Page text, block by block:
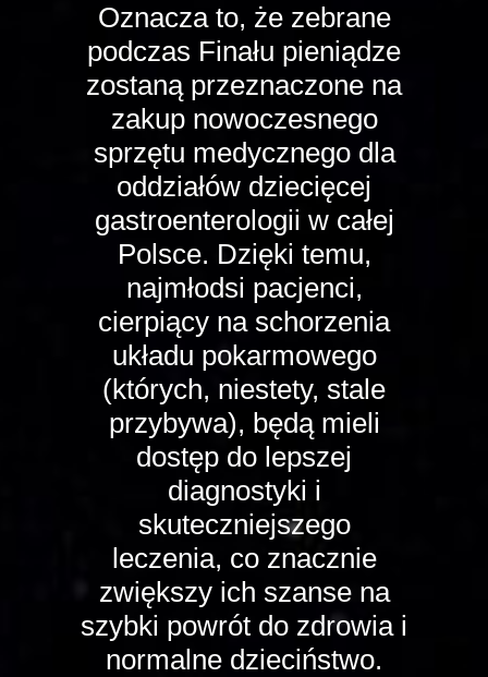
Oznacza to, że zebrane
podczas Finału pieniądze
zostaną przeznaczone na
zakup nowoczesnego
sprzętu medycznego dla
oddziałów dziecięcej
gastroenterologii w całej
Polsce. Dzięki temu,
najmłodsi pacjenci,
cierpiący na schorzenia
układu pokarmowego
(których, niestety, stale
przybywa), będą mieli
dostęp do lepszej
diagnostyki i
skuteczniejszego
leczenia, co znacznie
zwiększy ich szanse na
szybki powrót do zdrowia i
normalne dzieciństwo.